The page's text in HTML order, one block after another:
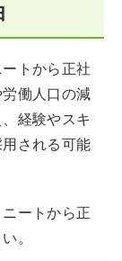
トから正社
働人口の減
経験やスキ
される可能
ートから正
。